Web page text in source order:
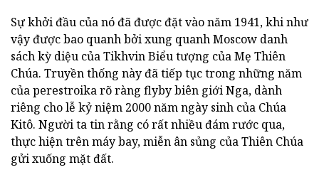
Sự khởi đầu của nó đã được đặt vào năm 1941, khi như
vậy được bao quanh bởi xung quanh Moscow danh
sách kỳ diệu của Tikhvin Biểu tượng của Mẹ Thiên
Chúa. Truyền thống này đã tiếp tục trong những năm
của perestroika rõ ràng flyby biên giới Nga, dành
riêng cho lễ kỷ niệm 2000 năm ngày sinh của Chúa
Kitô. Người ta tin rằng có rất nhiều đám rước qua,
thực hiện trên máy bay, miễn ân sủng của Thiên Chúa
gửi xuống mặt đất.